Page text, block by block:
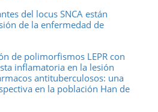
del locus SNCA están
de la enfermedad de
de polimorfismos LEPR con
inflamatoria en la lesión
antituberculosos: una
en la población Han de